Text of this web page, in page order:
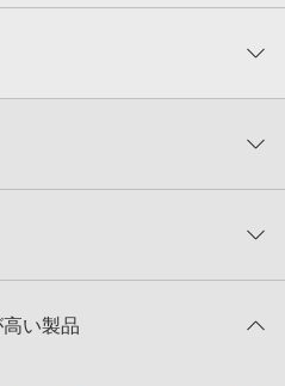
0%
KONTAKT PLAYERではお使いい
意：
FAT32でフォーマットされた
フォーマットされたHDDをご用意
ト情報
い製品